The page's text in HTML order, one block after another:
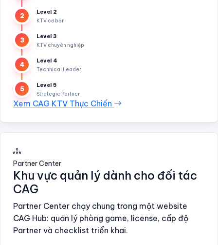
2
Level 2
KTV cơ bản
3
Level 3
KTV chuyên nghiệp
4
Level 4
Technical Leader
5
Level 5
Strategic Partner
Xem CAG KTV Thực Chiến
Partner Center
Khu vực quản lý dành cho đối tác
CAG
Partner Center chạy chung trong một website
CAG Hub: quản lý phòng game, license, cấp độ
Partner và checklist triển khai.